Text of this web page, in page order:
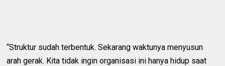
“Struktur sudah terbentuk. Sekarang waktunya menyusun
arah gerak. Kita tidak ingin organisasi ini hanya hidup saat